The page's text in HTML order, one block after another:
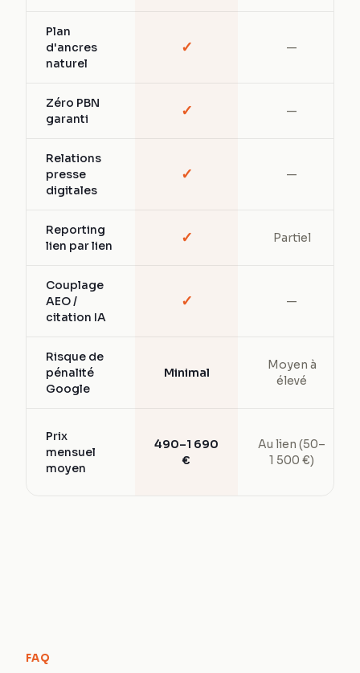
Plan
d'ancres
naturel
✓ —
Zéro PBN
garanti
✓ —
Relations
presse
digitales
✓ —
Reporting
lien par lien
✓ Partiel
Couplage
AEO /
citation IA
✓ —
Risque de
pénalité
Google
Minimal
Moyen à
élevé
Prix
mensuel
moyen
490–1 690
€
Au lien (50–
1 500 €)
FAQ